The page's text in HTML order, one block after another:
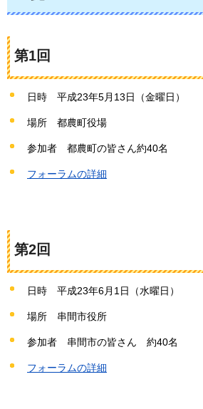
第1回
日時 平成23年5月13日（金曜日）
場所 都農町役場
参加者 都農町の皆さん約40名
フォーラムの詳細
第2回
日時 平成23年6月1日（水曜日）
場所 串間市役所
参加者 串間市の皆さん 約40名
フォーラムの詳細